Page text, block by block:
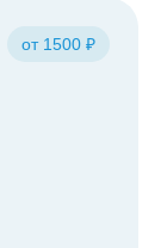
от 1500 ₽